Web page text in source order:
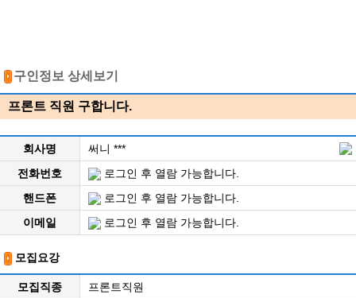
구인정보 상세보기
프론트 직원 구합니다.
회사명
써니 ***
전화번호
로그인 후 열람 가능합니다.
핸드폰
로그인 후 열람 가능합니다.
이메일
로그인 후 열람 가능합니다.
모집요강
모집직종
프론트직원